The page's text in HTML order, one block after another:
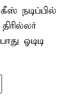
நடிப்பில்
ஓடிடி